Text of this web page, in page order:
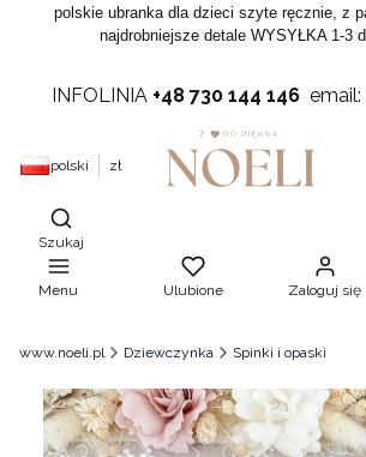
polskie ubranka dla dzieci szyte ręcznie, z
najdrobniejsze detale WYSYŁKA 1-3
INFOLINIA +48 730 144 146 email:
polski zł
Otwórz wyszukiwarkę
Szukaj
Menu Ulubione Zaloguj się
www.noeli.pl Dziewczynka Spinki i opaski